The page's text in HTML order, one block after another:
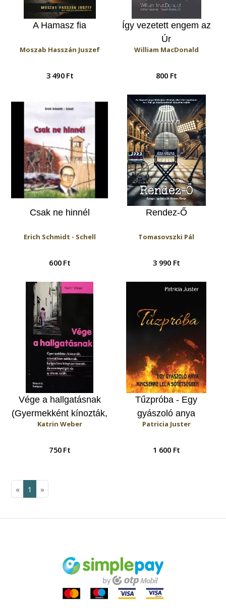
A Hamasz fia
Moszab Hasszán Juszef
3 490 Ft
Így vezetett engem az
Úr
William MacDonald
800 Ft
Csak ne hinnél
Erich Schmidt - Schell
600 Ft
Rendez-Ő
Tomasovszki Pál
3 990 Ft
Vége a hallgatásnak
(Gyermekként kínozták,
szexuálisan zaklatták,
kényszerítették, de
életet talált.)
Katrin Weber
750 Ft
Tűzpróba - Egy
gyászoló anya
kincsekre lel a
Patricia Juster
1 600 Ft
« 1 »